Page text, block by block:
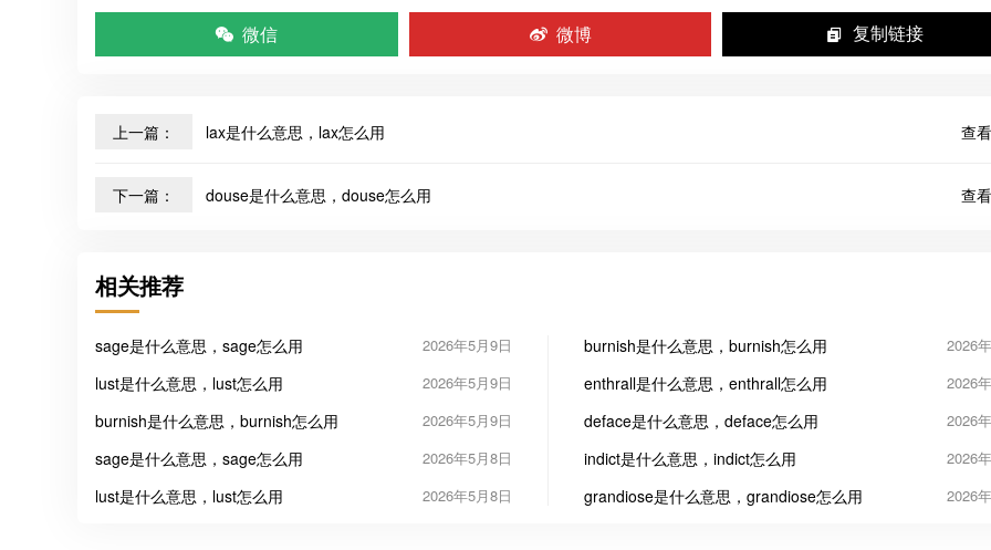
微信
微博 复制链接
上一篇： 查
lax是什么意思，lax怎么用
下一篇： 查
douse是什么意思，douse怎么用
相关推荐
sage是什么意思，sage怎么用 2026年5月9日
lust是什么意思，lust怎么用 2026年5月9日
burnish是什么意思，burnish怎么用 2026年5月9日
sage是什么意思，sage怎么用 2026年5月8日
lust是什么意思，lust怎么用 2026年5月8日
burnish是什么意思，burnish怎么用 2026
enthrall是什么意思，enthrall怎么用 2026
deface是什么意思，deface怎么用 2026
indict是什么意思，indict怎么用 2026
grandiose是什么意思，grandiose怎么用 2026